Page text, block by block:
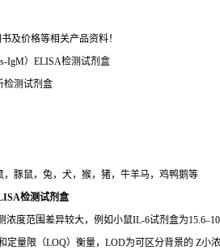
及价格等相关产品资料！
IgM）ELISA检测试剂盒
检测试剂盒
豚鼠，兔，犬，猴，猪，牛羊马，鸡鸭鹅等
检测试剂盒
度范围差异较大，例如小鼠IL-6试剂盒为
定量限（LOQ）衡量，LOD为可区分背景的 Z小